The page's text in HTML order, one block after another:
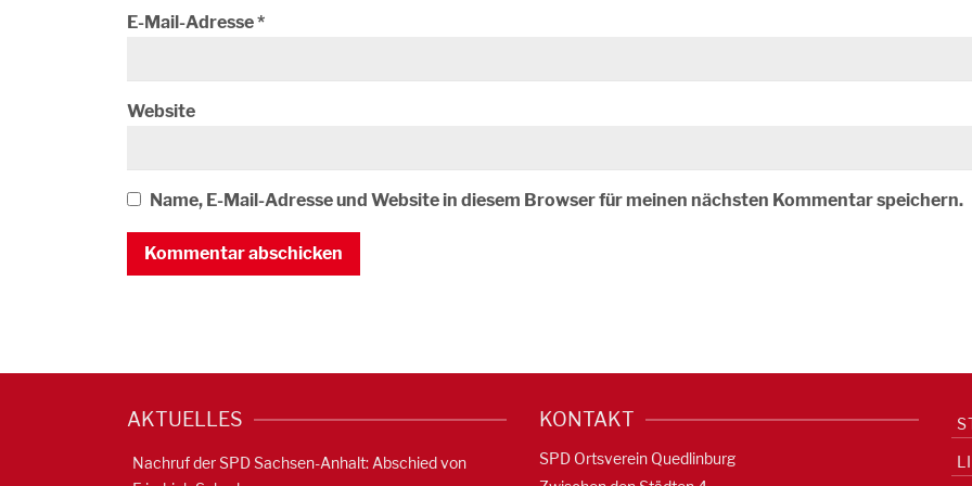
E-Mail-Adresse*
Website
Name, E-Mail-Adresse und Website in diesem Browser für meinen nächsten Kommentar speichern.
AKTUELLES
Nachruf der SPD Sachsen-Anhalt: Abschied von
KONTAKT
SPD Ortsverein Quedlinburg